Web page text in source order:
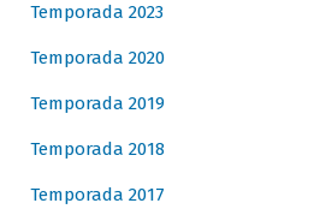
Temporada 2023
Temporada 2020
Temporada 2019
Temporada 2018
Temporada 2017